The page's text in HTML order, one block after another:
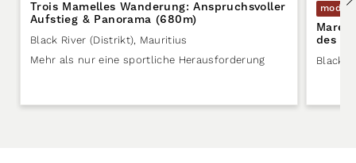
Trois Mamelles Wanderung: Anspruchsvoller
Aufstieg & Panorama (680m)
Black River (Distrikt), Mauritius
Mehr als nur eine sportliche Herausforderung
Mare
des
Black